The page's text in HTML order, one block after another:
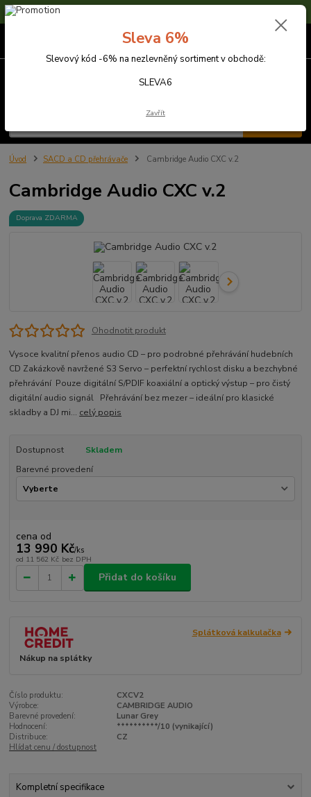
Sleva 6% na nezlevněné zboží s kódem SLEVA6
Úvod SACD a CD přehrávače Cambridge Audio CXC v.2
Cambridge Audio CXC v.2
Doprava ZDARMA
Ohodnotit produkt
Vysoce kvalitní přenos audio CD – pro podrobné přehrávání hudebních
CD Zakázkově navržené S3 Servo – perfektní rychlost disku a bezchybné
přehrávání Pouze digitální S/PDIF koaxiální a optický výstup – pro čistý
digitální audio signál Přehrávání bez mezer – ideální pro klasické
skladby a DJ mi... celý popis
Dostupnost
Skladem
Barevné provedení
cena od
13 990 Kč/ks
od 11 562 Kč bez DPH
Přidat do košíku
Splátková kalkulačka
Nákup na splátky
Číslo produktu:
CXCV2
Výrobce:
CAMBRIDGE AUDIO
Barevné provedení:
Lunar Grey
Hodnocení:
**********/10 (vynikající)
Distribuce:
CZ
Hlídat cenu / dostupnost
Kompletní specifikace
Sleva 6%
Slevový kód -6% na nezlevněný sortiment v obchodě:
SLEVA6
Zavřít